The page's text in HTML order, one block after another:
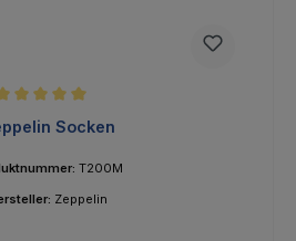
von 5 von 5 Sternen
Socken
T200M
Zeppelin